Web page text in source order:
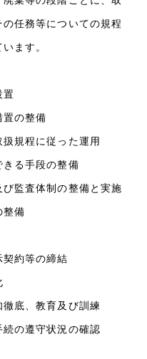
任務等についての規程
ます。
置
置の整備
規程に従った運用
きる手段の整備
び監査体制の整備と実施
整備
契約等の締結
徹底、教育及び訓練
続の遵守状況の確認